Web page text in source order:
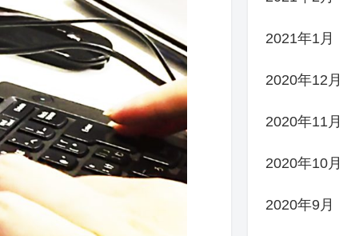
2021年1月
2020年12月
2020年11月
2020年10月
2020年9月